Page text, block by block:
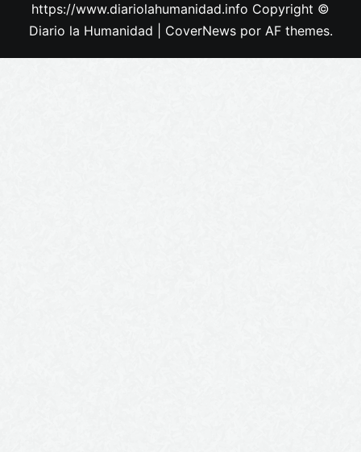
https://www.diariolahumanidad.info Copyright ©
Diario la Humanidad
CoverNewspor AF themes.